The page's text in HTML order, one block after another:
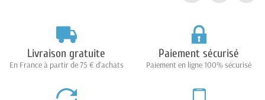
Livraison gratuite
En France à partir de 75 € d'achats
Paiement sécurisé
Paiement en ligne 100% sécurisé